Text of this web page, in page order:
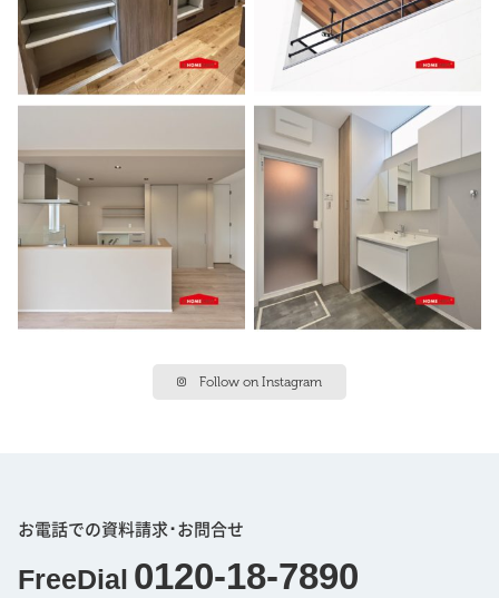
Follow on Instagram
お電話での資料請求･お問合せ
FreeDial 0120-18-7890